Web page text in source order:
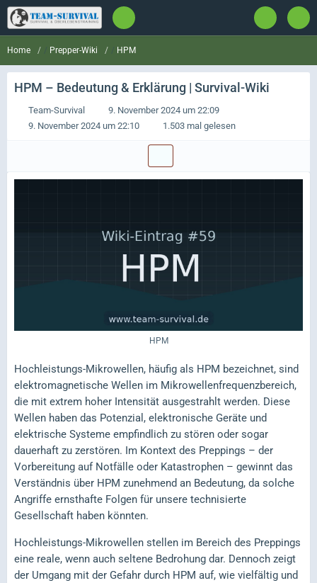
Home Prepper-Wiki HPM
HPM – Bedeutung & Erklärung | Survival-Wiki
Team-Survival
9. November 2024 um 22:09
9. November 2024 um 22:10
1.503 mal gelesen
HPM
Hochleistungs-Mikrowellen, häufig als HPM bezeichnet, sind
elektromagnetische Wellen im Mikrowellenfrequenzbereich,
die mit extrem hoher Intensität ausgestrahlt werden. Diese
Wellen haben das Potenzial, elektronische Geräte und
elektrische Systeme empfindlich zu stören oder sogar
dauerhaft zu zerstören. Im Kontext des Preppings – der
Vorbereitung auf Notfälle oder Katastrophen – gewinnt das
Verständnis über HPM zunehmend an Bedeutung, da solche
Angriffe ernsthafte Folgen für unsere technisierte
Gesellschaft haben könnten.
Hochleistungs-Mikrowellen stellen im Bereich des Preppings
eine reale, wenn auch seltene Bedrohung dar. Dennoch zeigt
der Umgang mit der Gefahr durch HPM auf, wie vielfältig und